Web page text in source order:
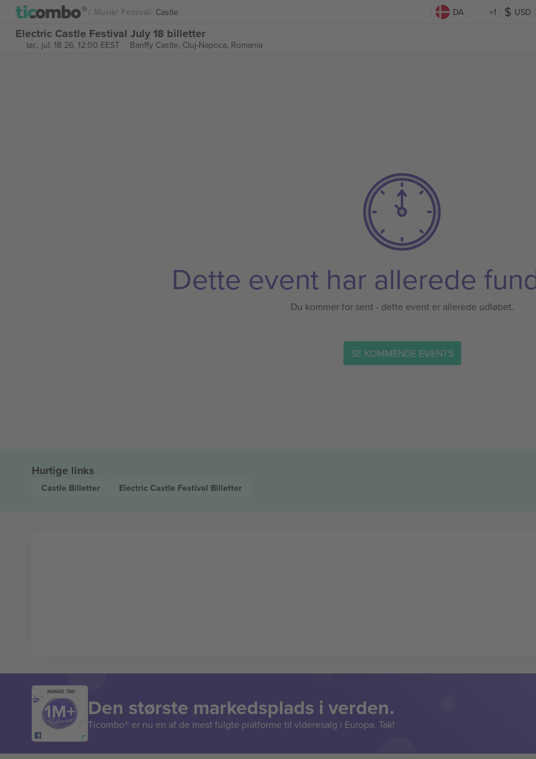
Musik Festival Castle DA +1 USD
Electric Castle Festival July 18 billetter
lør., jul. 18 26, 12:00 EEST Banffy Castle, Cluj-Napoca, Romania
Dette event har allerede
Du kommer for sent - dette event er allerede udløbet.
SE KOMMENDE EVENTS
Hurtige links
Castle Billetter Electric Castle Festival Billetter
MANGE TAK!
Den største markedsplads i verden.
Ticombo® er nu en af de mest fulgte platforme til videresalg i Europa. Tak!